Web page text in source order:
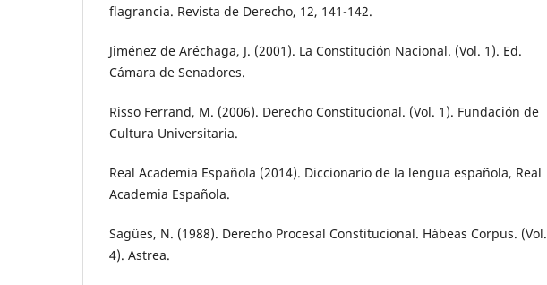
flagrancia. Revista de Derecho, 12, 141-142.
Jiménez de Aréchaga, J. (2001). La Constitución Nacional. (Vol. 1). Ed.
Cámara de Senadores.
Risso Ferrand, M. (2006). Derecho Constitucional. (Vol. 1). Fundación de
Cultura Universitaria.
Real Academia Española (2014). Diccionario de la lengua española, Real
Academia Española.
Sagües, N. (1988). Derecho Procesal Constitucional. Hábeas Corpus. (Vol.
4). Astrea.